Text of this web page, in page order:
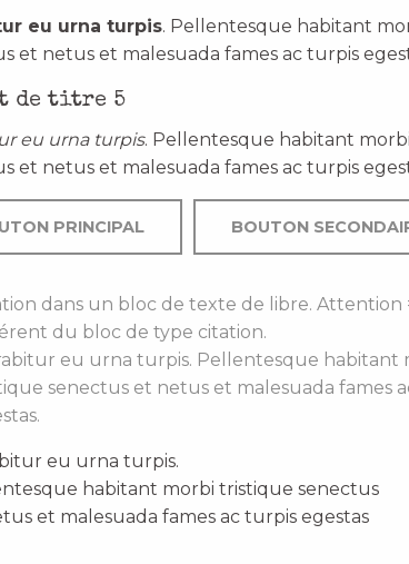
eu urna turpis. Pellentesque habitant
et netus et malesuada fames ac turpis
de titre 5
eu urna turpis. Pellentesque habitant
et netus et malesuada fames ac turpis
PRINCIPAL BOUTON
dans un bloc de texte de libre. Attention
du bloc de type citation.
eu urna turpis. Pellentesque habitant
senectus et netus et malesuada fames
eu urna turpis.
habitant morbi tristique senectus
et malesuada fames ac turpis egestas